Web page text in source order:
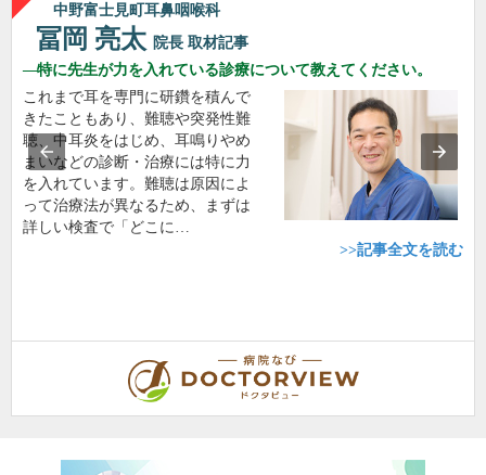
中野富士見町耳鼻咽喉科
冨岡 亮太 院長 取材記事
特に先生が力を入れている診療について教えてください。
これまで耳を専門に研鑽を積んで
きたこともあり、難聴や突発性難
聴、中耳炎をはじめ、耳鳴りやめ
まいなどの診断・治療には特に力
を入れています。難聴は原因によ
って治療法が異なるため、まずは
詳しい検査で「どこに…
>>記事全文を読む